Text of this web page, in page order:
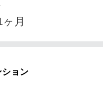
ヶ月
ション